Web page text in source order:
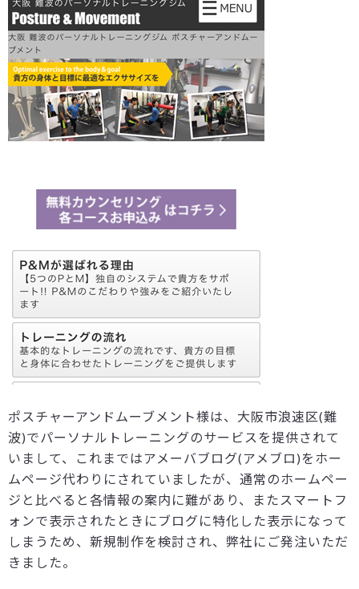
ポスチャーアンドムーブメント様は、大阪市浪速区(難
波)でパーソナルトレーニングのサービスを提供されて
いまして、これまではアメーバブログ(アメブロ)をホー
ムページ代わりにされていましたが、通常のホームペー
ジと比べると各情報の案内に難があり、またスマートフ
ォンで表示されたときにブログに特化した表示になって
しまうため、新規制作を検討され、弊社にご発注いただ
きました。